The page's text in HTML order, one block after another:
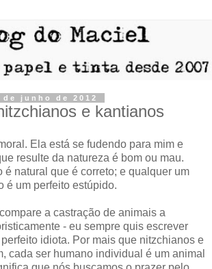
junho de 2012
e kantianos
Ela está se fudendo para mim e
resulte da natureza é bom ou mau.
é natural que é correto; e qualquer um
é um perfeito estúpido.
a castração de animais a
- eu sempre quis escrever
idiota. Por mais que nitzchianos e
cada ser humano individual é um animal